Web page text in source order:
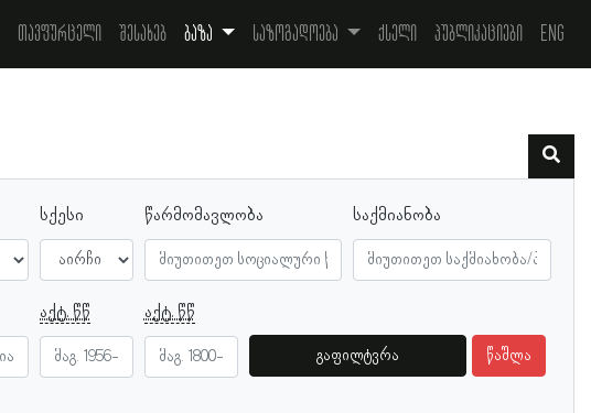
თავფურცელი შესახებ ბაზა საზოგადოება ქსელი პუბლიკაციები Eng
სქესი წარმომავლობა საქმიანობა
აქტ. წწ აქტ. წწ
გაფილტვრა წაშლა